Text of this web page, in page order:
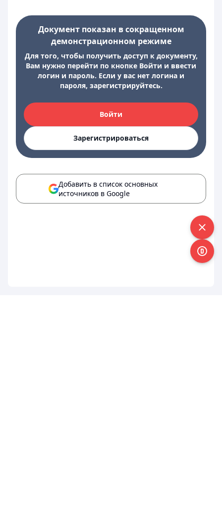
Документ показан в сокращенном
демонстрационном режиме
Для того, чтобы получить доступ к документу,
Вам нужно перейти по кнопке Войти и ввести
логин и пароль. Если у вас нет логина и
пароля, зарегистрируйтесь.
Войти
Зарегистрироваться
Добавить в список основных
источников в Google